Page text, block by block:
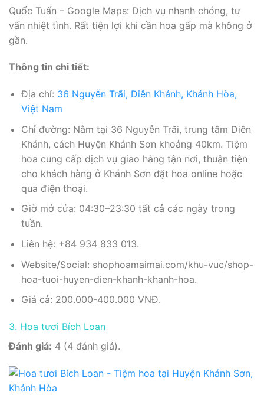
Quốc Tuấn – Google Maps: Dịch vụ nhanh chóng, tư
vấn nhiệt tình. Rất tiện lợi khi cần hoa gấp mà không ở
gần.
Thông tin chi tiết:
Địa chỉ: 36 Nguyễn Trãi, Diên Khánh, Khánh Hòa,
Việt Nam
Chỉ đường: Nằm tại 36 Nguyễn Trãi, trung tâm Diên
Khánh, cách Huyện Khánh Sơn khoảng 40km. Tiệm
hoa cung cấp dịch vụ giao hàng tận nơi, thuận tiện
cho khách hàng ở Khánh Sơn đặt hoa online hoặc
qua điện thoại.
Giờ mở cửa: 04:30–23:30 tất cả các ngày trong
tuần.
Liên hệ: +84 934 833 013.
Website/Social: shophoamaimai.com/khu-vuc/shop-
hoa-tuoi-huyen-dien-khanh-khanh-hoa.
Giá cả: 200.000-400.000 VNĐ.
3. Hoa tươi Bích Loan
Đánh giá: 4 (4 đánh giá).